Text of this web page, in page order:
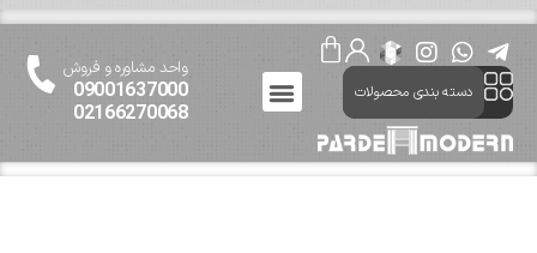
دسته بندی محصولات 09001637000
02166270068
واحد مشاوره و فروش